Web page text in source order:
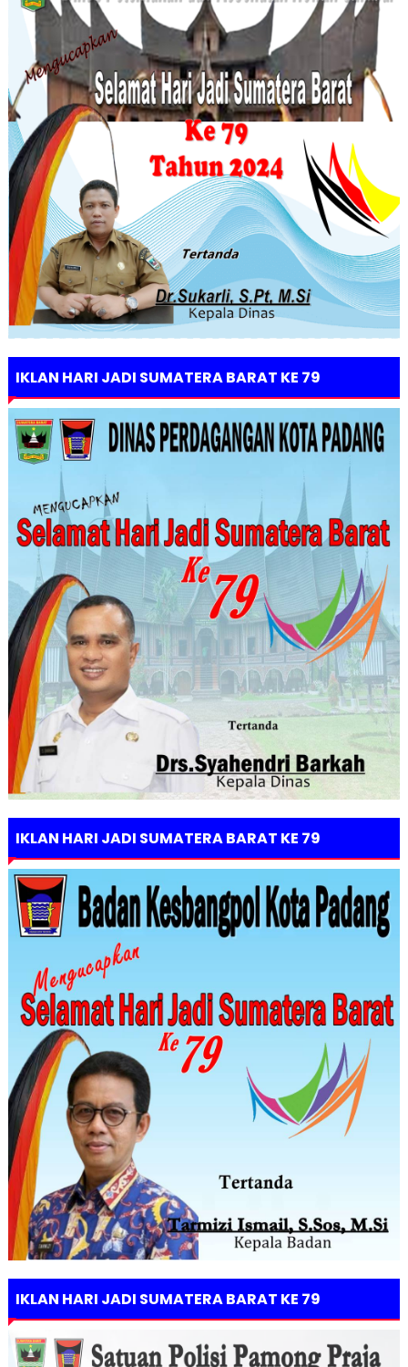
IKLAN HARI JADI SUMATERA BARAT KE 79
IKLAN HARI JADI SUMATERA BARAT KE 79
IKLAN HARI JADI SUMATERA BARAT KE 79